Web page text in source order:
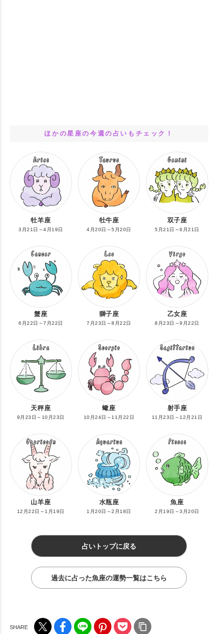
ほかの星座の今週の占いもチェック！
牡羊座
3月21日～4月19日
牡牛座
4月20日～5月20日
双子座
5月21日～6月21日
蟹座
6月22日～7月22日
獅子座
7月23日～8月22日
乙女座
8月23日～9月22日
天秤座
9月23日～10月23日
蠍座
10月24日～11月22日
射手座
11月23日～12月21日
山羊座
12月22日～1月19日
水瓶座
1月20日～2月18日
魚座
2月19日～3月20日
占いトップに戻る
過去に占った魚座の運勢一覧はこちら